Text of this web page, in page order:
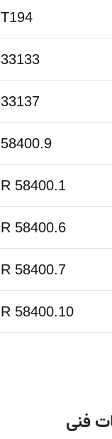
T194
33133
33137
58400.9
R 58400.1
R 58400.6
R 58400.7
R 58400.10
فنی